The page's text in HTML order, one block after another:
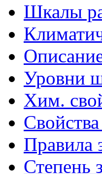
Шкалы
Уровни
Хим.
Правила
Степень